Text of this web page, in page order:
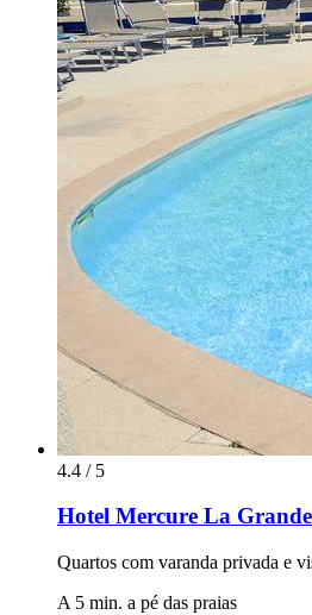
4.4 / 5
Hotel Mercure La
Quartos com varanda privada e
A 5 min. a pé das praias